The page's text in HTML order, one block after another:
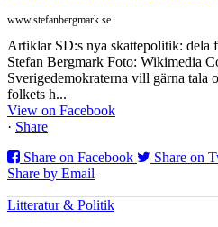
www.stefanbergmark.se
Artiklar SD:s nya skattepolitik: dela
Stefan Bergmark Foto: Wikimedia
Sverigedemokraterna vill gärna tala
folkets h...
View on Facebook
· Share
Share on Facebook
Share on
Share by Email
Litteratur & Politik